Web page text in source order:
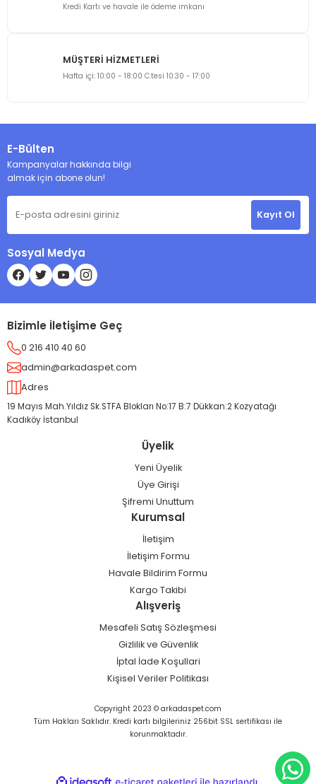
Kredi Kartı ve havale ile ödeme imkanı
MÜŞTERİ HİZMETLERİ
Hafta içi: 10:00 - 18:00 C.tesi 10:30 - 17:00
E-Bülten
Kampanyalar hakkında bilgi
almak için abone olun!
Kayıt Ol
Sosyal Medya
Bizimle İletişime Geç
0 216 410 40 60
admin@arkadaspet.com
Adres
19 Mayıs Mah.Yıldız Sk.STFA Blokları No:17 B:7 Dükkan:2 Kozyatağı
Kadıköy İstanbul
Üyelik
Yeni Üyelik
Üye Girişi
Şifremi Unuttum
Kurumsal
İletişim
İletişim Formu
Havale Bildirim Formu
Kargo Takibi
Alışveriş
Mesafeli Satış Sözleşmesi
Gizlilik ve Güvenlik
İptal İade Koşullari
Kişisel Veriler Politikası
Copyright 2023 © arkadaspet.com
Tüm Hakları Saklıdır. Kredi kartı bilgileriniz 256bit SSL sertifikası ile
korunmaktadır.
ideasoft